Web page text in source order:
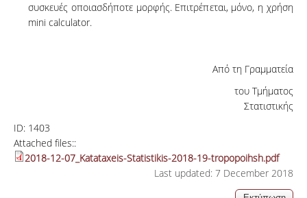
συσκευές οποιασδήποτε μορφής. Επιτρέπεται, μόνο, η χρήση
mini calculator.
Από τη Γραμματεία
του Τμήματος
Στατιστικής
ID: 1403
Attached files::
2018-12-07_Katataxeis-Statistikis-2018-19-tropopoihsh.pdf
Last updated: 7 December 2018